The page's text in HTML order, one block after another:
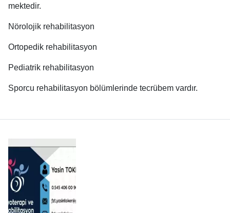
mektedir.
Nörolojik rehabilitasyon
Ortopedik rehabilitasyon
Pediatrik rehabilitasyon
Sporcu rehabilitasyon bölümlerinde tecrübem vardır.